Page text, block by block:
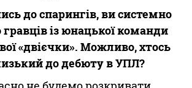
до спарингів, ви системно
гравців із юнацької команди
«двієчки». Можливо, хтось
до дебюту в УПЛ?